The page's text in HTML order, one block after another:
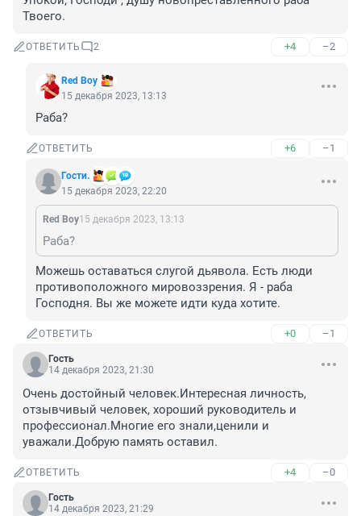
Твоего.
ОТВЕТИТЬ 2 +4 –2
Red Boy
15 декабря 2023, 13:13
Раба?
ОТВЕТИТЬ +6 –1
Гости.
15 декабря 2023, 22:20
Red Boy15 декабря 2023, 13:13
Раба?
Можешь оставаться слугой дьявола. Есть люди
противоположного мировоззрения. Я - раба
Господня. Вы же можете идти куда хотите.
ОТВЕТИТЬ +0 –1
Гость
14 декабря 2023, 21:30
Очень достойный человек.Интересная личность,
отзывчивый человек, хороший руководитель и
профессионал.Многие его знали,ценили и
уважали.Добрую память оставил.
ОТВЕТИТЬ +4 –0
Гость
14 декабря 2023, 21:29